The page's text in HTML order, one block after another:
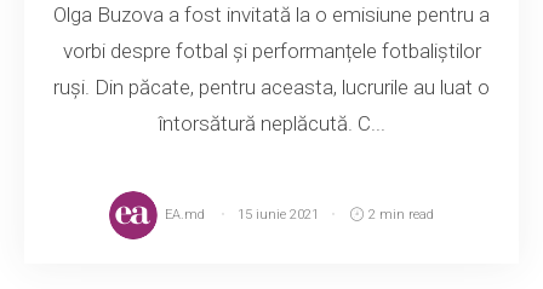
Olga Buzova a fost invitată la o emisiune pentru a
vorbi despre fotbal și performanțele fotbaliștilor
ruși. Din păcate, pentru aceasta, lucrurile au luat o
întorsătură neplăcută. C...
EA.md 15 iunie 2021 2 min read